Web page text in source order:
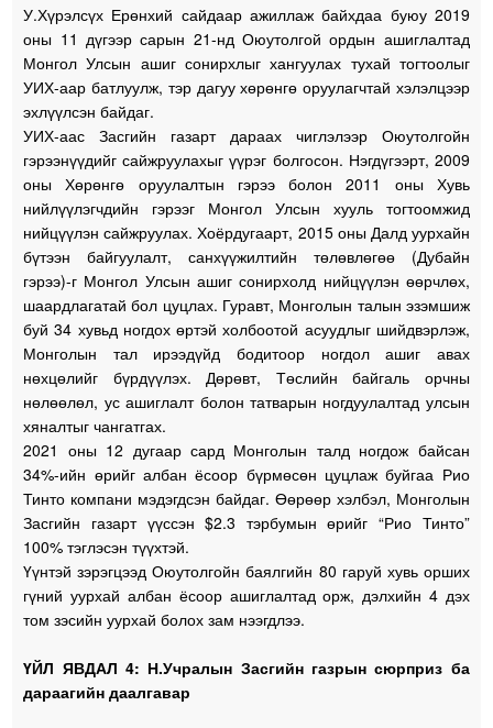
У.Хүрэлсүх Ерөнхий сайдаар ажиллаж байхдаа буюу 2019
оны 11 дүгээр сарын 21-нд Оюутолгой ордын ашиглалтад
Монгол Улсын ашиг сонирхлыг хангуулах тухай тогтоолыг
УИХ-аар батлуулж, тэр дагуу хөрөнгө оруулагчтай хэлэлцээр
эхлүүлсэн байдаг.
УИХ-аас Засгийн газарт дараах чиглэлээр Оюутолгойн
гэрээнүүдийг сайжруулахыг үүрэг болгосон. Нэгдүгээрт, 2009
оны Хөрөнгө оруулалтын гэрээ болон 2011 оны Хувь
нийлүүлэгчдийн гэрээг Монгол Улсын хууль тогтоомжид
нийцүүлэн сайжруулах. Хоёрдугаарт, 2015 оны Далд уурхайн
бүтээн байгуулалт, санхүүжилтийн төлөвлөгөө (Дубайн
гэрээ)-г Монгол Улсын ашиг сонирхолд нийцүүлэн өөрчлөх,
шаардлагатай бол цуцлах. Гуравт, Монголын талын эзэмшиж
буй 34 хувьд ногдох өртэй холбоотой асуудлыг шийдвэрлэж,
Монголын тал ирээдүйд бодитоор ногдол ашиг авах
нөхцөлийг бүрдүүлэх. Дөрөвт, Төслийн байгаль орчны
нөлөөлөл, ус ашиглалт болон татварын ногдуулалтад улсын
хяналтыг чангатгах.
2021 оны 12 дугаар сард Монголын талд ногдож байсан
34%-ийн өрийг албан ёсоор бүрмөсөн цуцлаж буйгаа Рио
Тинто компани мэдэгдсэн байдаг. Өөрөөр хэлбэл, Монголын
Засгийн газарт үүссэн $2.3 тэрбумын өрийг “Рио Тинто”
100% тэглэсэн түүхтэй.
Үүнтэй зэрэгцээд Оюутолгойн баялгийн 80 гаруй хувь орших
гүний уурхай албан ёсоор ашиглалтад орж, дэлхийн 4 дэх
том зэсийн уурхай болох зам нээгдлээ.
ҮЙЛ ЯВДАЛ 4: Н.Учралын Засгийн газрын сюрприз ба
дараагийн даалгавар